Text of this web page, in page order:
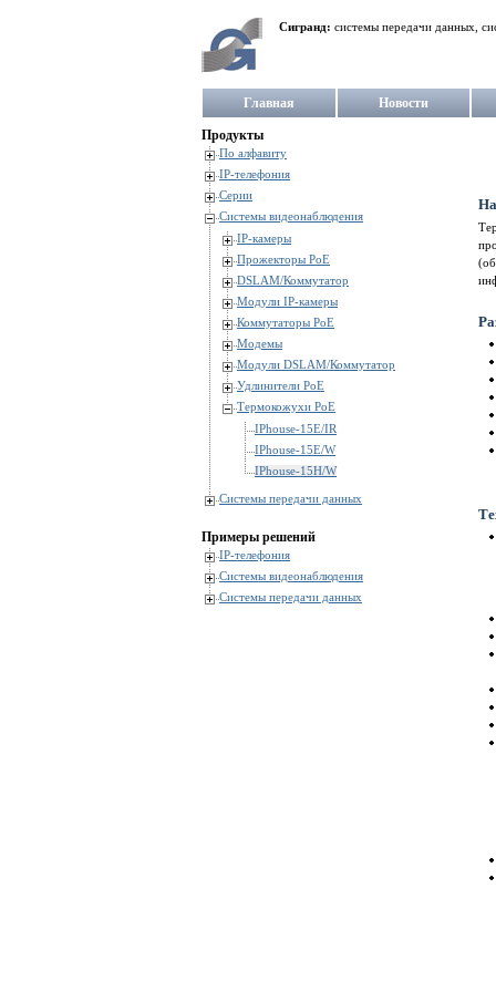
Сигранд: системы передачи данных,
Главная Новости
Продукты
По алфавиту
IP-телефония
Серии
Системы видеонаблюдения
IP-камеры
Прожекторы PoE
DSLAM/Коммутатор
Модули IP-камеры
Коммутаторы PoE
Модемы
Модули DSLAM/Коммутатор
Удлинители PoE
Термокожухи PoE
IPhouse-15E/IR
IPhouse-15E/W
IPhouse-15H/W
Системы передачи данных
Примеры решений
IP-телефония
Системы видеонаблюдения
Системы передачи данных